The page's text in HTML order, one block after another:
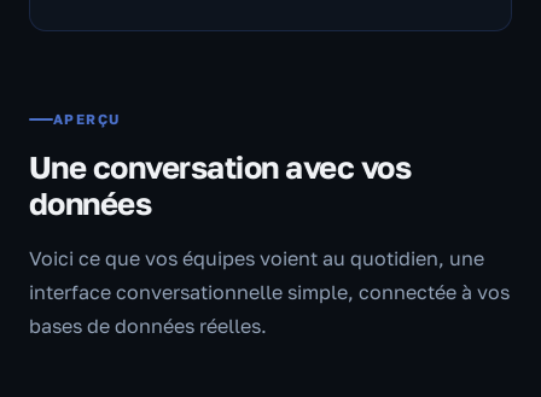
APERÇU
Une conversation avec vos
données
Voici ce que vos équipes voient au quotidien, une
interface conversationnelle simple, connectée à vos
bases de données réelles.